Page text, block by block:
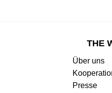
THE
Über uns
Presse